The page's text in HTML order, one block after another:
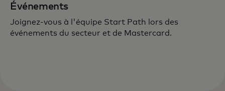
Événements
Joignez-vous à l'équipe Start Path lors des
événements du secteur et de Mastercard.